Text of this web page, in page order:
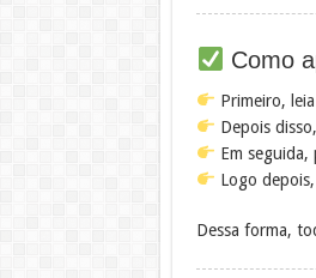
Como
Primeiro,
Depois
Em
Logo
Dessa forma,